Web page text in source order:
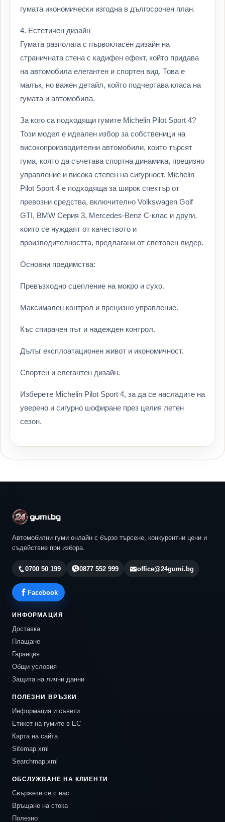
гумата икономически изгодна в дългосрочен план.
4. Естетичен дизайн
Гумата разполага с първокласен дизайн на
страничната стена с кадифен ефект, който придава
на автомобила елегантен и спортен вид. Това е
малък, но важен детайл, който подчертава класа на
гумата и автомобила.
За кого са подходящи гумите Michelin Pilot Sport 4?
Този модел е идеален избор за собственици на
високопроизводителни автомобили, които търсят
гума, която да съчетава спортна динамика, прецизно
управление и висока степен на сигурност. Michelin
Pilot Sport 4 е подходяща за широк спектър от
превозни средства, включително Volkswagen Golf
GTI, BMW Серия 3, Mercedes-Benz C-клас и други,
които се нуждаят от качеството и
производителността, предлагани от световен лидер.
Основни предимства:
Превъзходно сцепление на мокро и сухо.
Максимален контрол и прецизно управление.
Къс спирачен път и надежден контрол.
Дълъг експлоатационен живот и икономичност.
Спортен и елегантен дизайн.
Изберете Michelin Pilot Sport 4, за да се насладите на
уверено и сигурно шофиране през целия летен
сезон.
Автомобилни гуми онлайн с бързо търсене, конкурентни цени и
съдействие при избора.
0700 50 199 0877 552 999 office@24gumi.bg
Facebook
ИНФОРМАЦИЯ
Доставка
Плащане
Гаранция
Общи условия
Защита на лични данни
ПОЛЕЗНИ ВРЪЗКИ
Информация и съвети
Етикет на гумите в ЕС
Карта на сайта
Sitemap.xml
Searchmap.xml
ОБСЛУЖВАНЕ НА КЛИЕНТИ
Свържете се с нас
Връщане на стока
Полезно